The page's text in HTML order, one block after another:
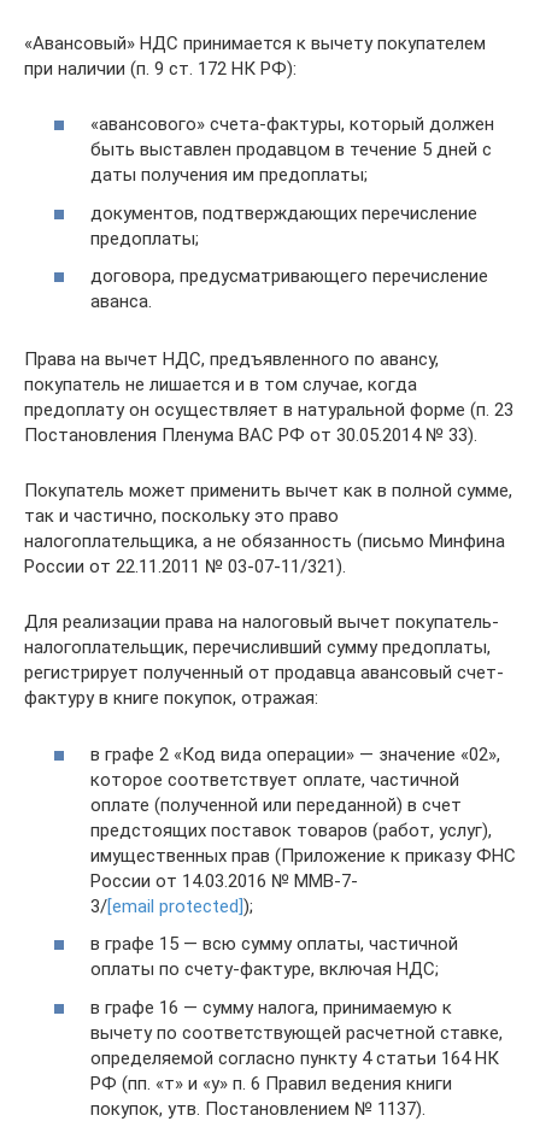
«Авансовый» НДС принимается к вычету покупателем
при наличии (п. 9 ст. 172 НК РФ):
«авансового» счета-фактуры, который должен
быть выставлен продавцом в течение 5 дней с
даты получения им предоплаты;
документов, подтверждающих перечисление
предоплаты;
договора, предусматривающего перечисление
аванса.
Права на вычет НДС, предъявленного по авансу,
покупатель не лишается и в том случае, когда
предоплату он осуществляет в натуральной форме (п. 23
Постановления Пленума ВАС РФ от 30.05.2014 № 33).
Покупатель может применить вычет как в полной сумме,
так и частично, поскольку это право
налогоплательщика, а не обязанность (письмо Минфина
России от 22.11.2011 № 03-07-11/321).
Для реализации права на налоговый вычет покупатель-
налогоплательщик, перечисливший сумму предоплаты,
регистрирует полученный от продавца авансовый счет-
фактуру в книге покупок, отражая:
в графе 2 «Код вида операции» — значение «02»,
которое соответствует оплате, частичной
оплате (полученной или переданной) в счет
предстоящих поставок товаров (работ, услуг),
имущественных прав (Приложение к приказу ФНС
России от 14.03.2016 № ММВ-7-
3/[email protected]);
в графе 15 — всю сумму оплаты, частичной
оплаты по счету-фактуре, включая НДС;
в графе 16 — сумму налога, принимаемую к
вычету по соответствующей расчетной ставке,
определяемой согласно пункту 4 статьи 164 НК
РФ (пп. «т» и «у» п. 6 Правил ведения книги
покупок, утв. Постановлением № 1137).